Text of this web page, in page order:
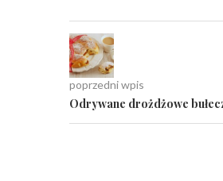
poprzedni wpis
Odrywane drożdżowe